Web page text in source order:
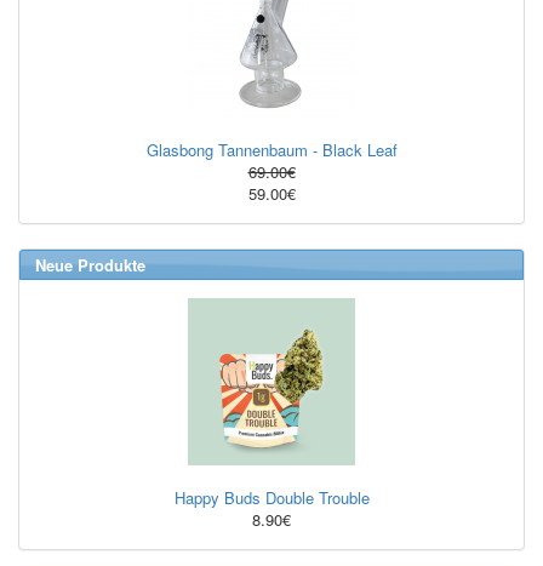
Glasbong Tannenbaum - Black Leaf
69.00€
59.00€
Neue Produkte
Happy Buds Double Trouble
8.90€